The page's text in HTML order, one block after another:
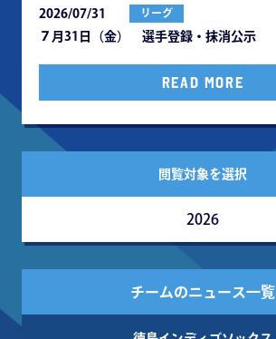
2026/07/31 リーグ
７月31日（金） 選手登録・抹消公示
READ MORE
閲覧対象を選択
2026
チームのニュース一覧